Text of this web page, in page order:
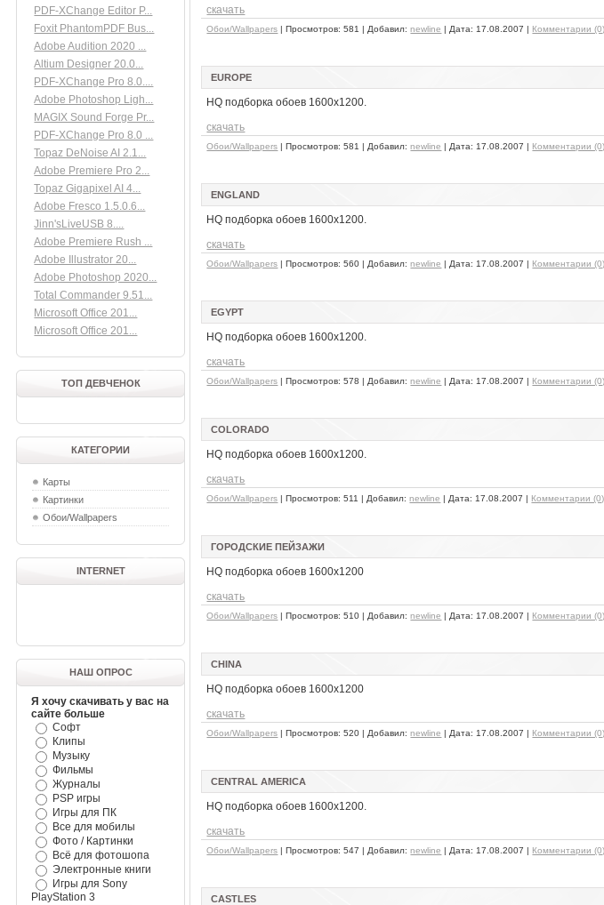
PDF-XChange Editor P...
Foxit PhantomPDF Bus...
Adobe Audition 2020 ...
Altium Designer 20.0...
PDF-XChange Pro 8.0....
Adobe Photoshop Ligh...
MAGIX Sound Forge Pr...
PDF-XChange Pro 8.0 ...
Topaz DeNoise AI 2.1...
Adobe Premiere Pro 2...
Topaz Gigapixel AI 4...
Adobe Fresco 1.5.0.6...
Jinn'sLiveUSB 8....
Adobe Premiere Rush ...
Adobe Illustrator 20...
Adobe Photoshop 2020...
Total Commander 9.51...
Microsoft Office 201...
Microsoft Office 201...
ТОП ДЕВЧЕНОК
КАТЕГОРИИ
Карты
Картинки
Обои/Wallpapers
INTERNET
НАШ ОПРОС
Я хочу скачивать у вас на
сайте больше
Софт
Клипы
Музыку
Фильмы
Журналы
PSP игры
Игры для ПК
Все для мобилы
Фото / Картинки
Всё для фотошопа
Электронные книги
Игры для Sony
PlayStation 3
скачать
Обои/Wallpapers | Просмотров: 581 | Добавил:newline | Дата: 17.08.2007 | Комментарии (0)
EUROPE
HQ подборка обоев 1600x1200.
скачать
Обои/Wallpapers | Просмотров: 581 | Добавил:newline | Дата: 17.08.2007 | Комментарии (0)
ENGLAND
HQ подборка обоев 1600x1200.
скачать
Обои/Wallpapers | Просмотров: 560 | Добавил:newline | Дата: 17.08.2007 | Комментарии (0)
EGYPT
HQ подборка обоев 1600x1200.
скачать
Обои/Wallpapers | Просмотров: 578 | Добавил:newline | Дата: 17.08.2007 | Комментарии (0)
COLORADO
HQ подборка обоев 1600x1200.
скачать
Обои/Wallpapers | Просмотров: 511 | Добавил:newline | Дата: 17.08.2007 | Комментарии (0)
ГОРОДСКИЕ ПЕЙЗАЖИ
HQ подборка обоев 1600x1200
скачать
Обои/Wallpapers | Просмотров: 510 | Добавил:newline | Дата: 17.08.2007 | Комментарии (0)
CHINA
HQ подборка обоев 1600x1200
скачать
Обои/Wallpapers | Просмотров: 520 | Добавил:newline | Дата: 17.08.2007 | Комментарии (0)
CENTRAL AMERICA
HQ подборка обоев 1600x1200.
скачать
Обои/Wallpapers | Просмотров: 547 | Добавил:newline | Дата: 17.08.2007 | Комментарии (0)
CASTLES